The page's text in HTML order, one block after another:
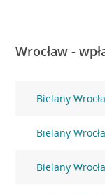
Wrocław -
Bielany
Bielany
Bielany